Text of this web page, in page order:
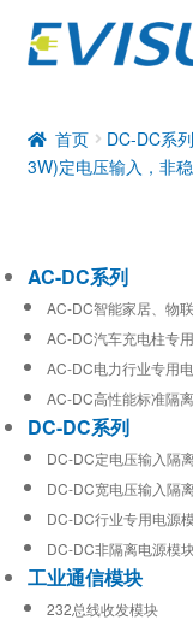
DC-DC系列
工业通信模块
首页 DC-DC系列
3W)定电压输入，非
AC-DC系列
AC-DC智能家居、物
AC-DC汽车充电柱专
AC-DC电力行业专用
AC-DC高性能标准隔
DC-DC系列
DC-DC定电压输入隔
DC-DC宽电压输入隔
DC-DC行业专用电源
DC-DC非隔离电源模
工业通信模块
232总线收发模块